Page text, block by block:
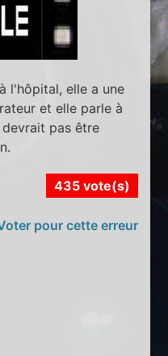
l'hôpital, elle a une
et elle parle à
pas être
435 vote(s)
pour cette erreur